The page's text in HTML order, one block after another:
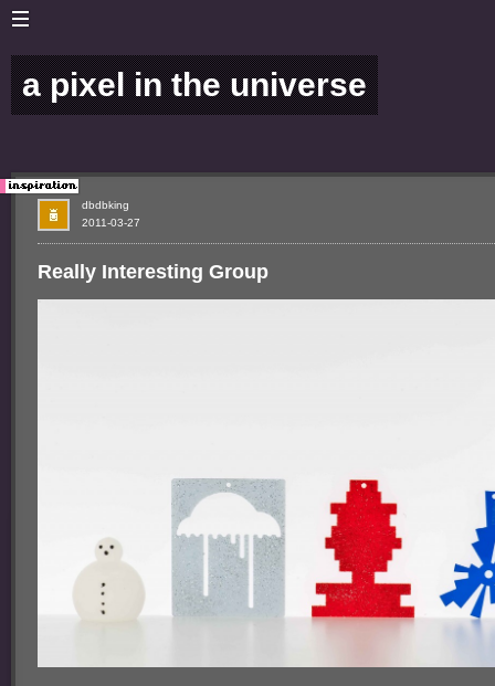
a pixel in the universe
Really Interesting Group
2011-03-27
dbdbking